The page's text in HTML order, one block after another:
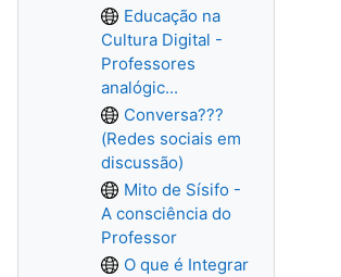
Educação na
Cultura Digital -
Professores
analógic...
Conversa???
(Redes sociais em
discussão)
Mito de Sísifo -
A consciência do
Professor
O que é Integrar